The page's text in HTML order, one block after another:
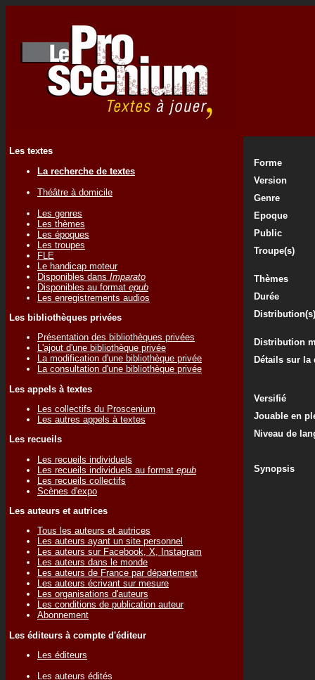
Les textes
La recherche de textes
Théâtre à domicile
Les genres
Les thèmes
Les époques
Les troupes
FLE
Le handicap moteur
Disponibles dans Imparato
Disponibles au format epub
Les enregistrements audios
Les bibliothèques privées
Présentation des bibliothèques privées
L'ajout d'une bibliothèque privée
La modification d'une bibliothèque privée
La consultation d'une bibliothèque privée
Les appels à textes
Les collectifs du Proscenium
Les autres appels à textes
Les recueils
Les recueils individuels
Les recueils individuels au format epub
Les recueils collectifs
Scènes d'expo
Les auteurs et autrices
Tous les auteurs et autrices
Les auteurs ayant un site personnel
Les auteurs sur Facebook, X, Instagram
Les auteurs dans le monde
Les auteurs de France par département
Les auteurs écrivant sur mesure
Les organisations d'auteurs
Les conditions de publication auteur
Abonnement
Les éditeurs à compte d'éditeur
Les éditeurs
Les auteurs édités
Forme
Version
Genre
Epoque
Public
Troupe(s)
Thèmes
Durée
Distribution(s)
Distribution
Détails sur
Versifié
Jouable en
Niveau de
Synopsis